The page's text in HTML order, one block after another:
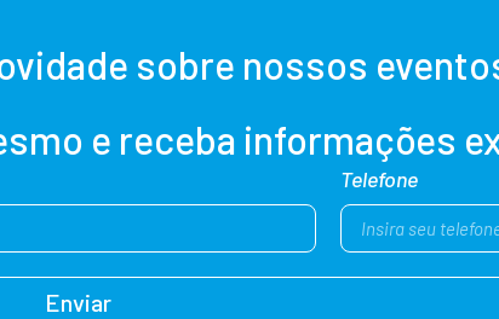
sobre nossos
e receba informações
Telefone
Enviar